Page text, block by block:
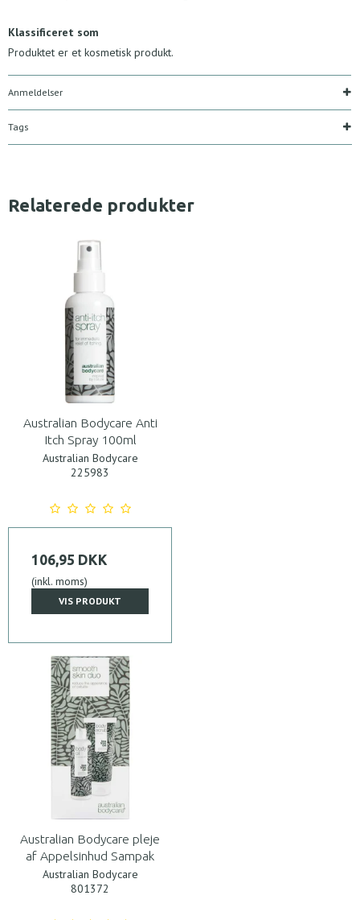
Klassificeret som
Produktet er et kosmetisk produkt.
Anmeldelser
Tags
Relaterede produkter
Australian Bodycare Anti
Itch Spray 100ml
Australian Bodycare
225983
106,95 DKK
(inkl. moms)
VIS PRODUKT
Australian Bodycare pleje
af Appelsinhud Sampak
Australian Bodycare
801372